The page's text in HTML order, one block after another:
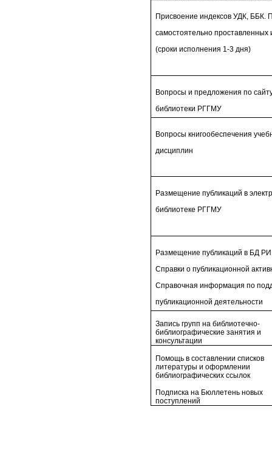
Присвоение индексов УДК, ББК.
самостоятельно проставленных
(сроки исполнения 1-3 дня)
Вопросы и предложения по
библиотеки РГГМУ
Вопросы книгообеспечения
дисциплин
Размещение публикаций в
библиотеке РГГМУ
Размещение публикаций в БД
Справки о публикационной
Справочная информация по
публикационной деятельности
Запись групп на библиотечно-
библиографические занятия и
консультации
Помощь в составлении списков
литературы и оформлении
библиографических ссылок
Подписка на Бюллетень новых
поступлений